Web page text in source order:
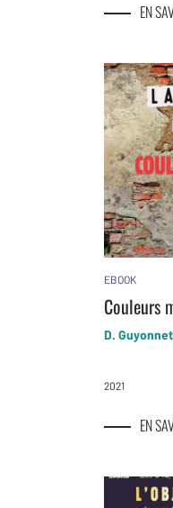
EN
EBOOK
Couleurs
D.
2021
EN